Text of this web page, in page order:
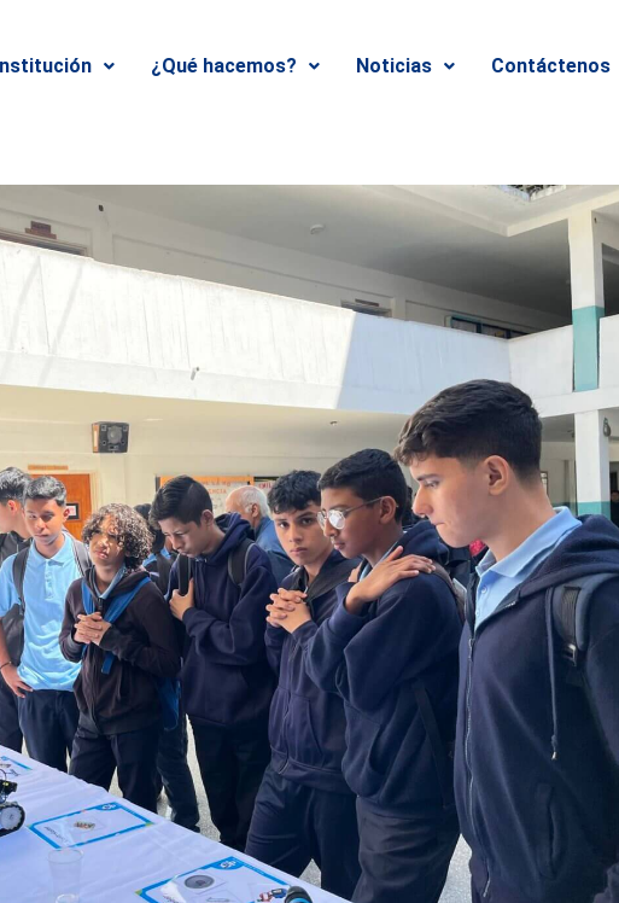
¿Qué hacemos? Noticias Contáctenos